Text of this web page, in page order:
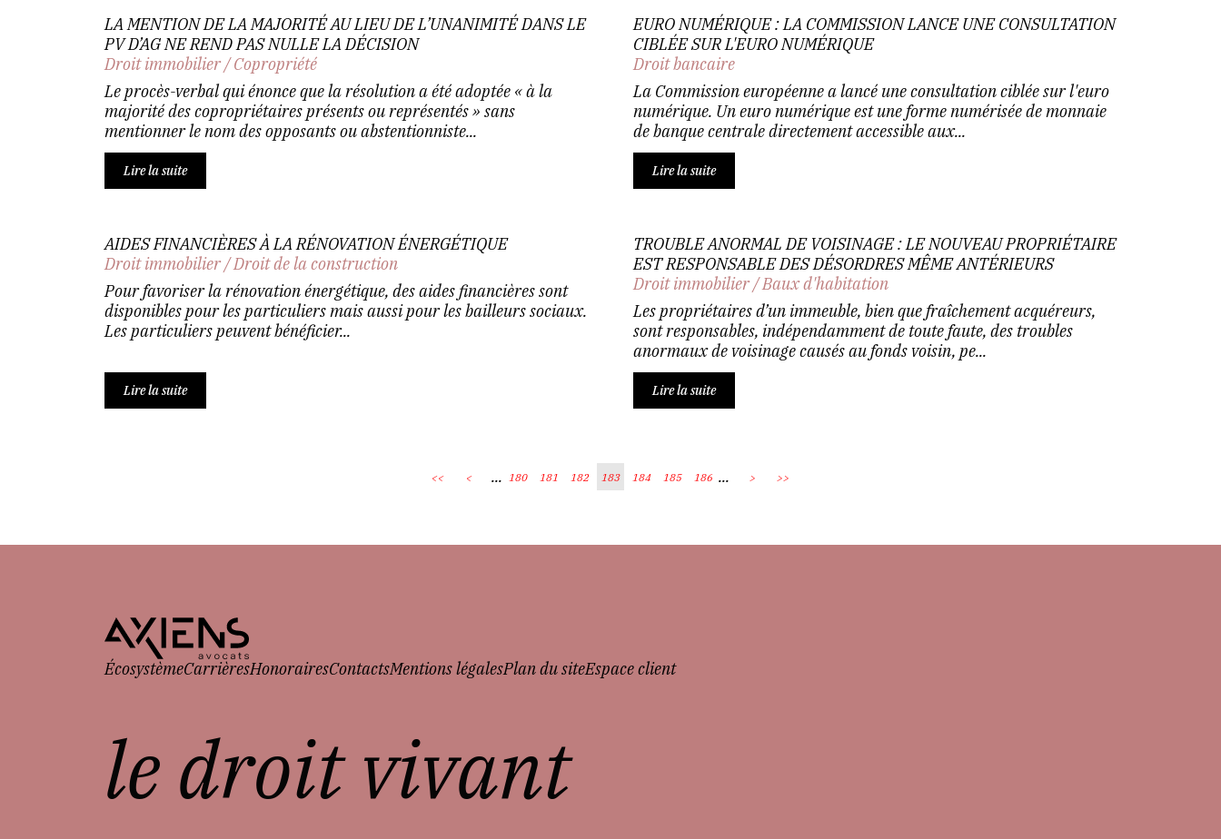
LA MENTION DE LA MAJORITÉ AU LIEU DE L’UNANIMITÉ DANS LE
PV D’AG NE REND PAS NULLE LA DÉCISION
Droit immobilier/Copropriété
Le procès-verbal qui énonce que la résolution a été adoptée « à la
majorité des copropriétaires présents ou représentés » sans
mentionner le nom des opposants ou abstentionniste...
Lire la suite
EURO NUMÉRIQUE : LA COMMISSION LANCE UNE CONSULTATION
CIBLÉE SUR L'EURO NUMÉRIQUE
Droit bancaire
La Commission européenne a lancé une consultation ciblée sur l'euro
numérique. Un euro numérique est une forme numérisée de monnaie
de banque centrale directement accessible aux...
Lire la suite
AIDES FINANCIÈRES À LA RÉNOVATION ÉNERGÉTIQUE
Droit immobilier/Droit de la construction
Pour favoriser la rénovation énergétique, des aides financières sont
disponibles pour les particuliers mais aussi pour les bailleurs sociaux.
Les particuliers peuvent bénéficier...
Lire la suite
TROUBLE ANORMAL DE VOISINAGE : LE NOUVEAU PROPRIÉTAIRE
EST RESPONSABLE DES DÉSORDRES MÊME ANTÉRIEURS
Droit immobilier/Baux d'habitation
Les propriétaires d’un immeuble, bien que fraîchement acquéreurs,
sont responsables, indépendamment de toute faute, des troubles
anormaux de voisinage causés au fonds voisin, pe...
Lire la suite
<< < ... 180 181 182 183 184 185 186 ... > >>
ÉcosystèmeCarrièresHonorairesContactsMentions légalesPlan du siteEspace client
le droit vivant